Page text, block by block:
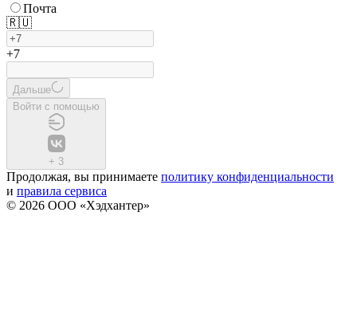
Почта
🇷🇺
+7
Дальше
Войти с помощью
+ 3
Продолжая, вы принимаете политику конфиденциальности
и правила сервиса
© 2026 ООО «Хэдхантер»